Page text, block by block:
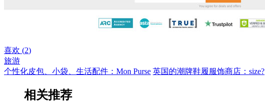
喜欢 (2)
旅游
个性化皮包、小袋、生活配件：Mon Purse 英国的潮牌鞋履服饰商店：size?
相关推荐